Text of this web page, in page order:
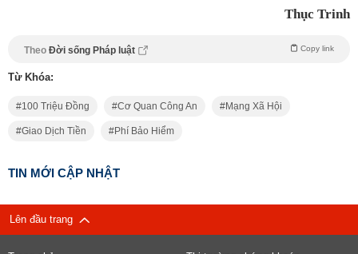
Thục Trinh
Theo Đời sống Pháp luật Copy link
Từ Khóa:
100 Triệu Đồng Cơ Quan Công An Mạng Xã Hội
Giao Dịch Tiền Phí Bảo Hiểm
TIN MỚI CẬP NHẬT
Lên đầu trang